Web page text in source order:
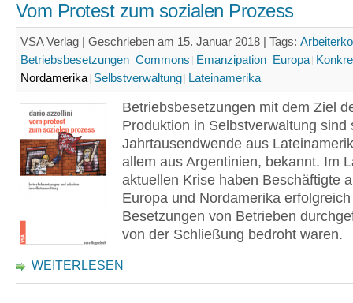
Vom Protest zum sozialen Prozess
VSA Verlag | Geschrieben am 15. Januar 2018 | Tags:
Betriebsbesetzungen Commons Emanzipation Europa
Nordamerika Selbstverwaltung Lateinamerika
Betriebsbesetzungen mit dem Ziel
Produktion in Selbstverwaltung sind
Jahrtausend­wende aus
allem aus Argentinien, bekannt. Im
aktuellen Krise haben Beschäftigte
Europa und Nordamerika erfolgreich
Besetzungen von Betrieben
von der Schließung bedroht waren.
WEITERLESEN